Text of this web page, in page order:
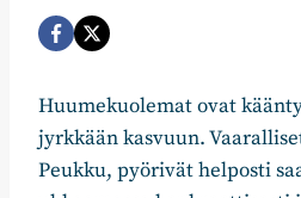
Huumekuolemat ovat
jyrkkään kasvuun.
Peukku, pyörivät helposti